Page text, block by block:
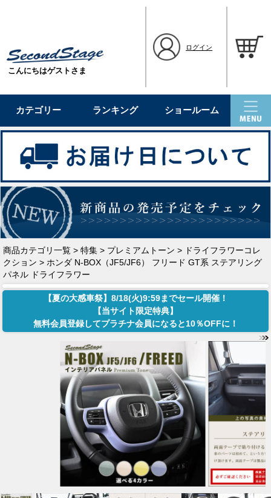
こんにちはゲストさま
ログイン
カテゴリー ランキング ショールーム
商品カテゴリ一覧 > 特集 > プレミアムトーン >
ドライフラワーコレ
クション > ホンダ N-BOX（JF5/JF6） フリード GT系 ステアリング
パネル ドライフラワー
【夏の大感車祭】8/18(火)9:59までセール開催！
【当サイト限定特典】
無料会員登録してプラチナ会員になると10％OFFに！